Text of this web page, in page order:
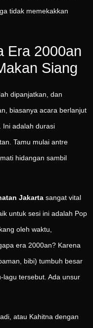
tidak memekakkan
Era 2000an
Siang
dipanjatkan, dan
biasanya acara berlanjut
Ini adalah durasi
Tamu mulai antre
hidangan sambil
Jakarta sangat vital
untuk sesi ini adalah Pop
oleh waktu,
era 2000an? Karena
bibi) tumbuh besar
lagu tersebut. Ada unsur
atau Kahitna dengan